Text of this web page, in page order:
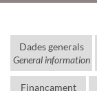
Dades generals
General information
Finançament